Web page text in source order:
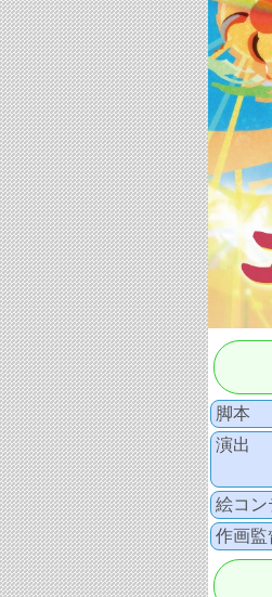
脚本
演出
絵コン
作画監